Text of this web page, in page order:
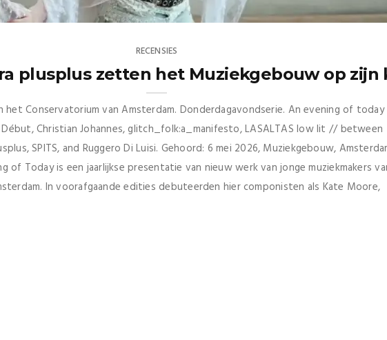
RECENSIES
plusplus zetten het Muziekgebouw op zijn
het Conservatorium van Amsterdam. Donderdagavondserie. An evening of today
Début, Christian Johannes, glitch_folk:a_manifesto, LASALTAS low lit // between
SPITS, and Ruggero Di Luisi. Gehoord: 6 mei 2026, Muziekgebouw,
of Today is een jaarlijkse presentatie van nieuw werk van jonge muziekmakers
In voorafgaande edities debuteerden hier componisten als Kate Moore,